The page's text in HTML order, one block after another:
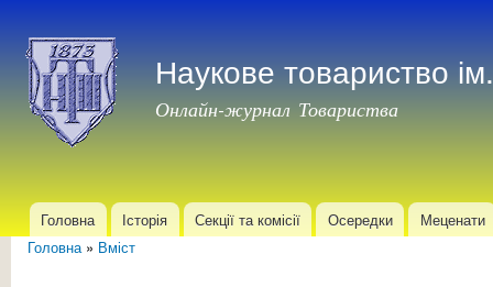
Наукове товариство
Онлайн-журнал Товариства
Головне меню
Головна Історія Секції та комісії Осередки Меценати
Головна» Вміст